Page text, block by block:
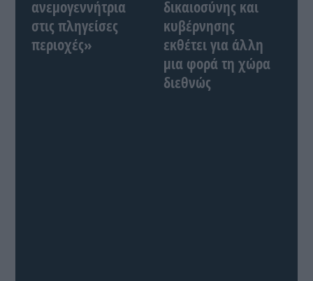
ανεμογεννήτρια
στις πληγείσες
περιοχές»
δικαιοσύνης και
κυβέρνησης
εκθέτει για άλλη
μια φορά τη χώρα
διεθνώς